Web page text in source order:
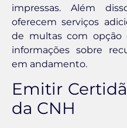
impressas. Além
oferecem serviços
de multas com opção
informações sobre
em andamento.
Emitir
da CNH